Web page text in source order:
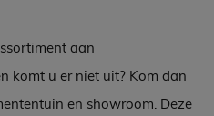
aan
komt u er niet uit? Kom dan
en showroom. Deze